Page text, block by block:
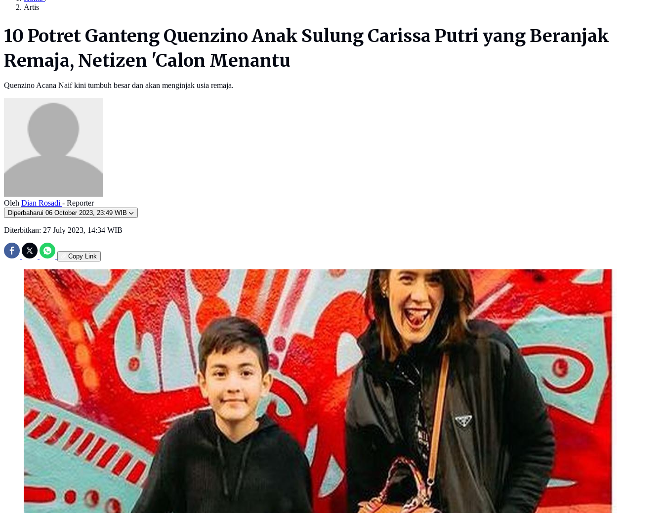
Artis
10 Potret Ganteng Quenzino Anak Sulung Carissa Putri yang Beranjak
Remaja, Netizen 'Calon Menantu
Quenzino Acana Naif kini tumbuh besar dan akan menginjak usia remaja.
Oleh Dian Rosadi - Reporter
Diperbaharui 06 October 2023, 23:49 WIB
Diterbitkan: 27 July 2023, 14:34 WIB
Copy Link